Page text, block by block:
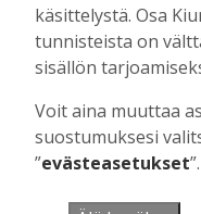
Käyntiosoite :
Kiuruvesi Lehti oy
Niemistenkatu 4
Kiuruvesi
käsittelystä. Osa
tunnisteista on
sisällön
Voit aina muuttaa
suostumuksesi
”evästeasetukset”.